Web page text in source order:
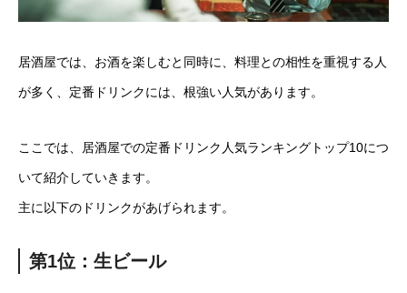
居酒屋では、お酒を楽しむと同時に、料理との相性を重視する人
が多く、定番ドリンクには、根強い人気があります。
ここでは、居酒屋での定番ドリンク人気ランキングトップ10につ
いて紹介していきます。
主に以下のドリンクがあげられます。
第1位：生ビール